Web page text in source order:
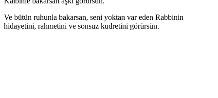
Ve bütün ruhunla bakarsan, seni yoktan var eden Rabbinin
hidayetini, rahmetini ve sonsuz kudretini görürsün.